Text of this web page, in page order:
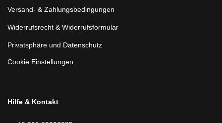
Versand- & Zahlungsbedingungen
Widerrufsrecht & Widerrufsformular
Privatsphäre und Datenschutz
Cookie Einstellungen
Hilfe & Kontakt